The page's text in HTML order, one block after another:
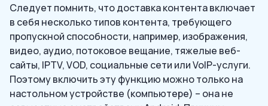
Следует помнить, что доставка контента включает
в себя несколько типов контента, требующего
пропускной способности, например, изображения,
видео, аудио, потоковое вещание, тяжелые веб-
сайты, IPTV, VOD, социальные сети или VoIP-услуги.
Поэтому включить эту функцию можно только на
настольном устройстве (компьютере) – она не